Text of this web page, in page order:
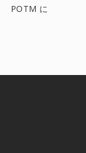
POTM に